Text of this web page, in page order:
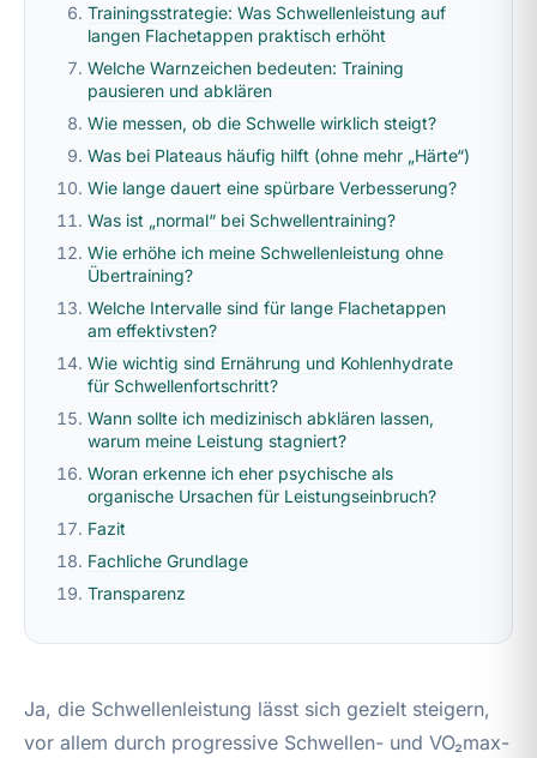
Trainingsstrategie: Was Schwellenleistung auf
langen Flachetappen praktisch erhöht
Welche Warnzeichen bedeuten: Training
pausieren und abklären
Wie messen, ob die Schwelle wirklich steigt?
Was bei Plateaus häufig hilft (ohne mehr „Härte“)
Wie lange dauert eine spürbare Verbesserung?
Was ist „normal“ bei Schwellentraining?
Wie erhöhe ich meine Schwellenleistung ohne
Übertraining?
Welche Intervalle sind für lange Flachetappen
am effektivsten?
Wie wichtig sind Ernährung und Kohlenhydrate
für Schwellenfortschritt?
Wann sollte ich medizinisch abklären lassen,
warum meine Leistung stagniert?
Woran erkenne ich eher psychische als
organische Ursachen für Leistungseinbruch?
Fazit
Fachliche Grundlage
Transparenz
Ja, die Schwellenleistung lässt sich gezielt steigern,
vor allem durch progressive Schwellen- und VO₂max-